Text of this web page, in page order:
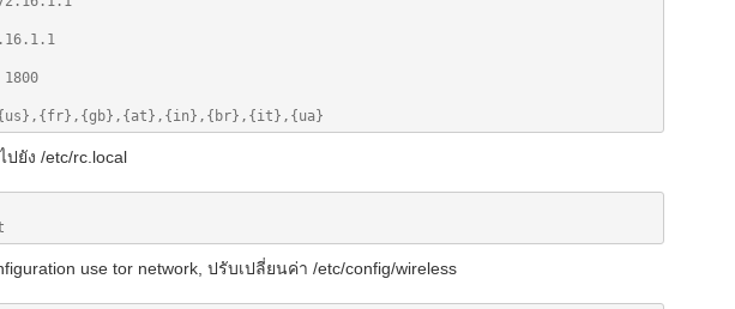
ปยัง /etc/rc.local
use tor network, ปรับเปลี่ยนค่า /etc/config/wireless